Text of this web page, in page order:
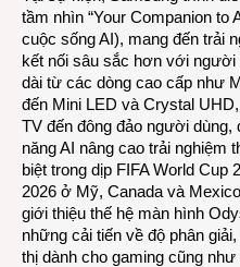
tầm nhìn “Your Companion to
cuộc sống AI), mang đến trải
kết nối sâu sắc hơn với người
dài từ các dòng cao cấp như
đến Mini LED và Crystal
TV đến đông đảo người
năng AI nâng cao trải nghiệm
biệt trong dịp FIFA World Cup
2026 ở Mỹ, Canada và
giới thiệu thế hệ màn hình
những cải tiến về độ phân
thị dành cho gaming cũng